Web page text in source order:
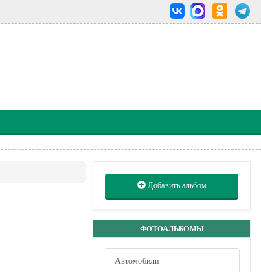
Добавить альбом
ФОТОАЛЬБОМЫ
Автомобили